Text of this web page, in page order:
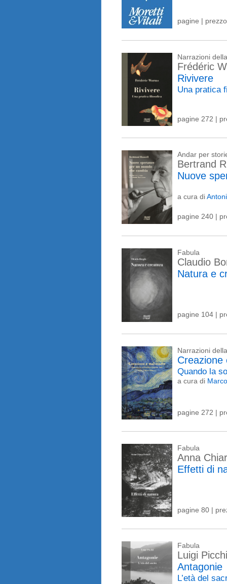
pagine |
Narrazioni
Frédéric
Rivivere
Una pratica
pagine 272 |
Andar per
Bertrand
Nuove
a cura di
pagine 240 |
Fabula
Claudio
Natura e
pagine 104 |
Narrazioni
Creazione
Quando la
a cura di
pagine 272 |
Fabula
Anna
Effetti di
pagine 80 |
Fabula
Luigi Picchi
Antagonie
L’età del